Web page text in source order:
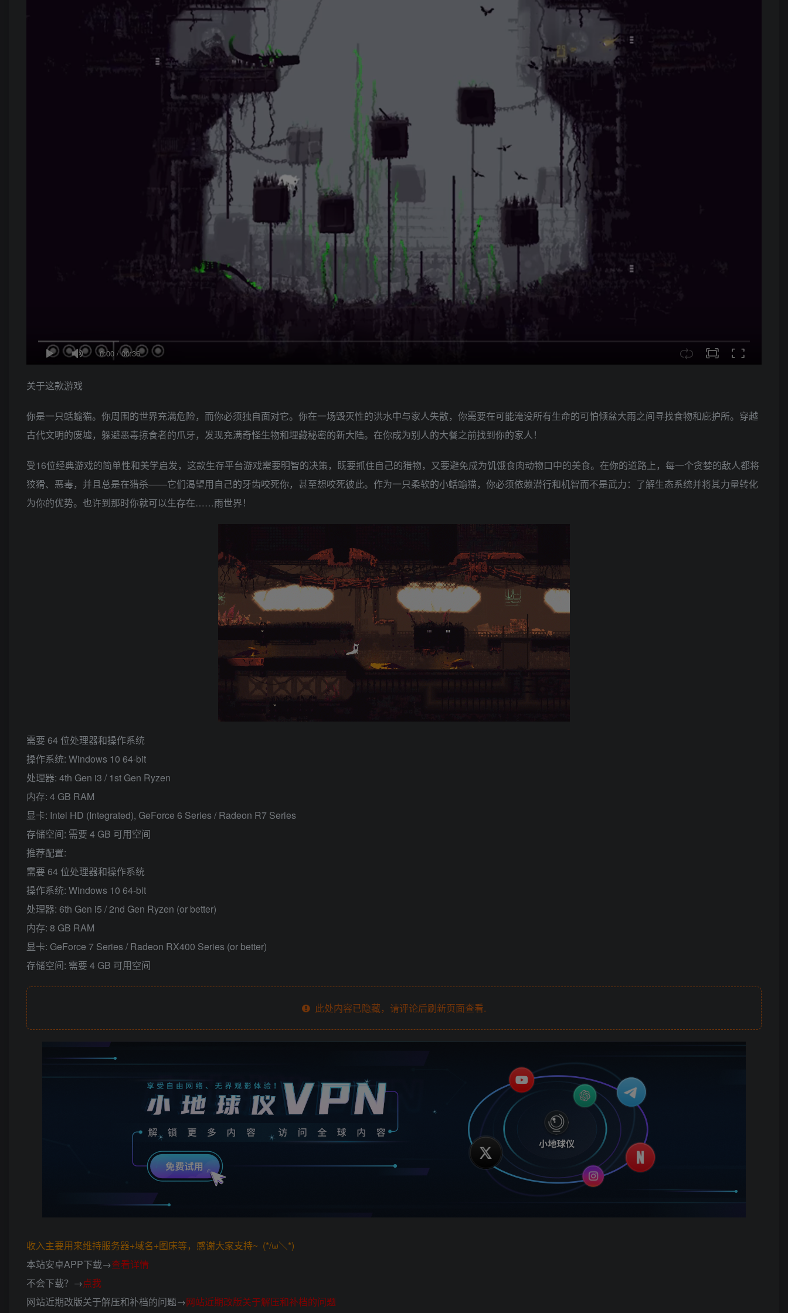
0:00 /00:36
关于这款游戏
你是一只蛞蝓猫。你周围的世界充满危险，而你必须独自面对它。你在一场毁灭性的洪水中与家人失散，你需要在可能淹没所有生命的可怕倾盆大雨之间寻找食物和庇护所。穿越
古代文明的废墟，躲避恶毒掠食者的爪牙，发现充满奇怪生物和埋藏秘密的新大陆。在你成为别人的大餐之前找到你的家人！
受16位经典游戏的简单性和美学启发，这款生存平台游戏需要明智的决策，既要抓住自己的猎物，又要避免成为饥饿食肉动物口中的美食。在你的道路上，每一个贪婪的敌人都将
狡猾、恶毒，并且总是在猎杀——它们渴望用自己的牙齿咬死你，甚至想咬死彼此。作为一只柔软的小蛞蝓猫，你必须依赖潜行和机智而不是武力：了解生态系统并将其力量转化
为你的优势。也许到那时你就可以生存在……雨世界！
需要 64 位处理器和操作系统
操作系统: Windows 10 64-bit
处理器: 4th Gen i3 / 1st Gen Ryzen
内存: 4 GB RAM
显卡: Intel HD (Integrated), GeForce 6 Series / Radeon R7 Series
存储空间: 需要 4 GB 可用空间
推荐配置:
需要 64 位处理器和操作系统
操作系统: Windows 10 64-bit
处理器: 6th Gen i5 / 2nd Gen Ryzen (or better)
内存: 8 GB RAM
显卡: GeForce 7 Series / Radeon RX400 Series (or better)
存储空间: 需要 4 GB 可用空间
此处内容已隐藏，请评论后刷新页面查看.
收入主要用来维持服务器+域名+图床等，感谢大家支持~ (*/ω＼*)
本站安卓APP下载→查看详情
不会下载？→点我
网站近期改版关于解压和补档的问题→网站近期改版关于解压和补档的问题